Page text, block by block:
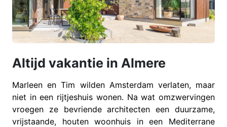
Altijd vakantie in Almere
Marleen en Tim wilden Amsterdam verlaten, maar
niet in een rijtjeshuis wonen. Na wat omzwervingen
vroegen ze bevriende architecten een duurzame,
vrijstaande, houten woonhuis in een Mediterrane